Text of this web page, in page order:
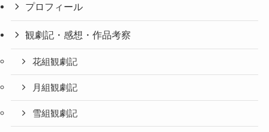
プロフィール
観劇記・感想・作品考察
花組観劇記
月組観劇記
雪組観劇記